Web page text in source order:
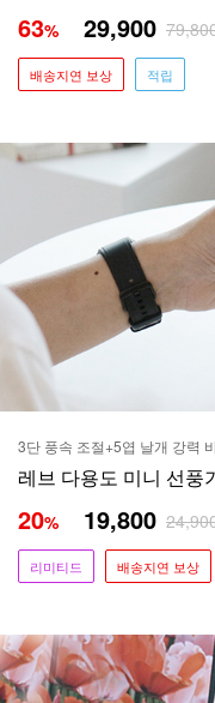
63% 29,900
배송지연 보상 적립
3단 풍속 조절+5엽 날개 강력
레브 다용도 미니 선풍
20% 19,800
리미티드 배송지연 보상